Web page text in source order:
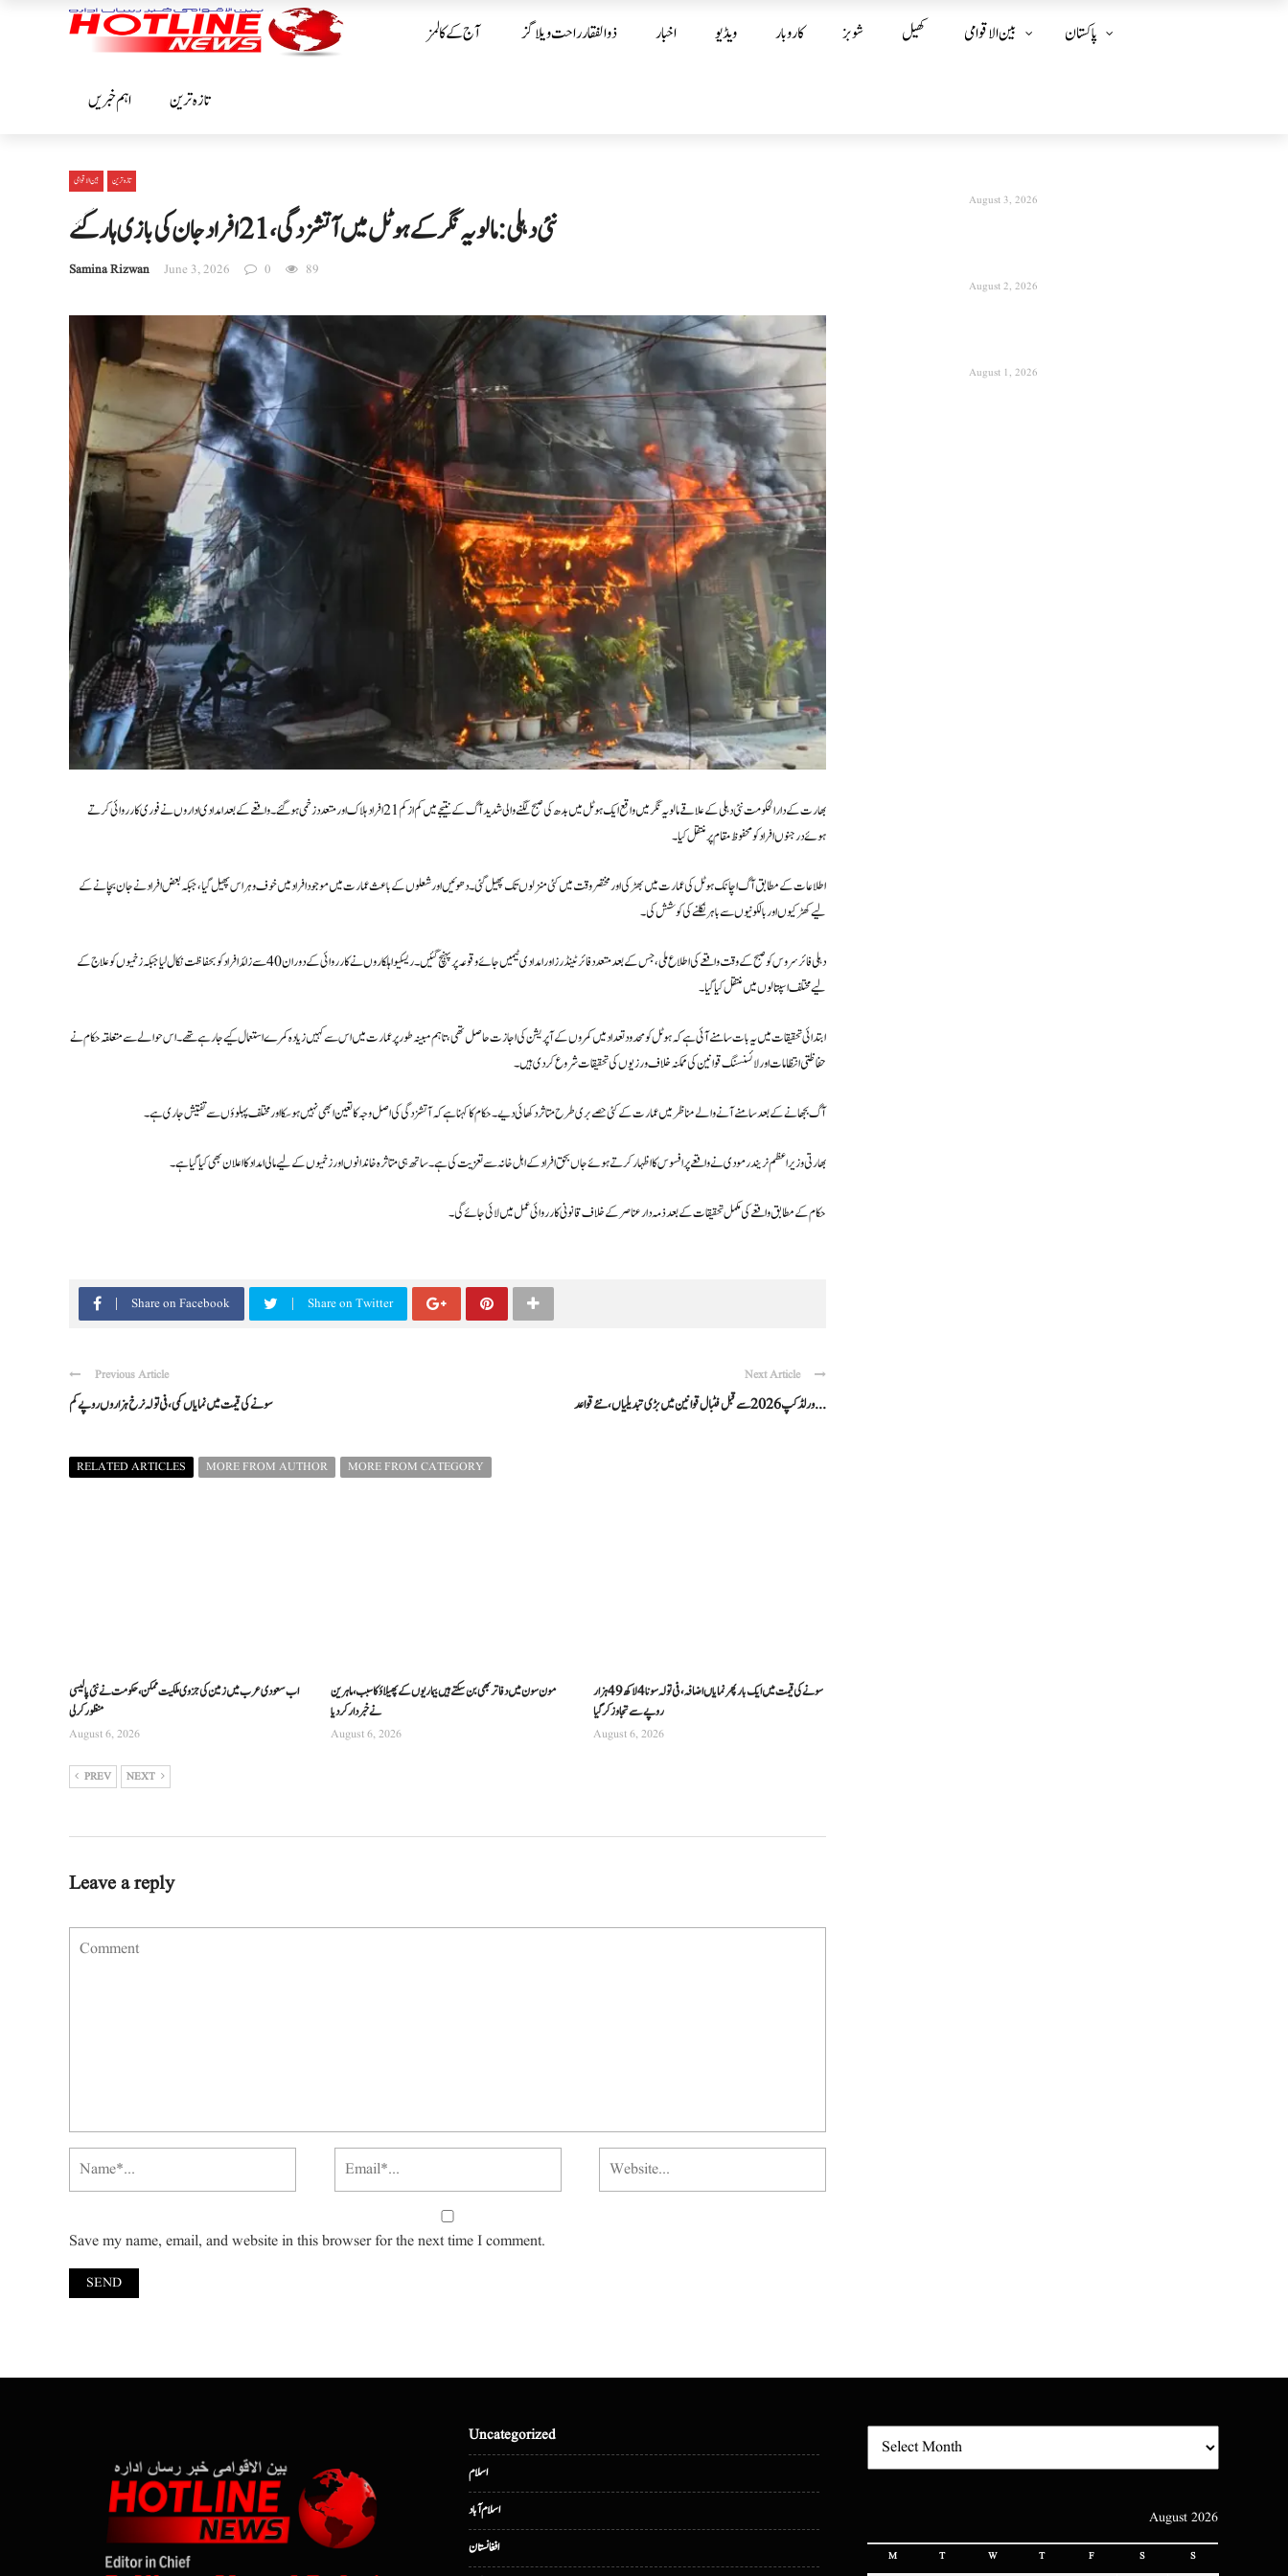
آج کے کالمز ذوالفقار راحت ویلاگز اخبار ویڈیو کاروبار شوبز کھیل بین الا قوامی پاکستان
اہم خبریں تازہ ترین
بین الا قوامی تازہ ترین
نئی دہلی: مالویہ نگر کے ہوٹل میں آتشزدگی، 21 افراد جان کی بازی ہار گئے
Samina Rizwan June 3, 2026 0 89
بھارت کے دارالحکومت نئی دہلی کے علاقے مالویہ نگر میں واقع ایک ہوٹل میں بدھ کی صبح لگنے والی شدید آگ کے نتیجے میں کم از کم 21 افراد ہلاک اور متعدد زخمی ہوگئے۔ واقعے کے بعد امدادی اداروں نے فوری کارروائی کرتے
ہوئے درجنوں افراد کو محفوظ مقام پر منتقل کیا۔
اطلاعات کے مطابق آگ اچانک ہوٹل کی عمارت میں بھڑکی اور مختصر وقت میں کئی منزلوں تک پھیل گئی۔ دھوئیں اور شعلوں کے باعث عمارت میں موجود افراد میں خوف و ہراس پھیل گیا، جبکہ بعض افراد نے جان بچانے کے
لیے کھڑکیوں اور بالکونیوں سے باہر نکلنے کی کوشش کی۔
دہلی فائر سروس کو صبح کے وقت واقعے کی اطلاع ملی، جس کے بعد متعدد فائر ٹینڈرز اور امدادی ٹیمیں جائے وقوعہ پر پہنچ گئیں۔ ریسکیو اہلکاروں نے کارروائی کے دوران 40 سے زائد افراد کو بحفاظت نکال لیا جبکہ زخمیوں کو علاج کے
لیے مختلف اسپتالوں میں منتقل کیا گیا۔
ابتدائی تحقیقات میں یہ بات سامنے آئی ہے کہ ہوٹل کو محدود تعداد میں کمروں کے آپریشن کی اجازت حاصل تھی، تاہم مبینہ طور پر عمارت میں اس سے کہیں زیادہ کمرے استعمال کیے جا رہے تھے۔ اس حوالے سے متعلقہ حکام نے
حفاظتی انتظامات اور لائسنسنگ قوانین کی ممکنہ خلاف ورزیوں کی تحقیقات شروع کر دی ہیں۔
آگ بجھانے کے بعد سامنے آنے والے مناظر میں عمارت کے کئی حصے بری طرح متاثر دکھائی دیے۔ حکام کا کہنا ہے کہ آتشزدگی کی اصل وجہ کا تعین ابھی نہیں ہو سکا اور مختلف پہلوؤں سے تفتیش جاری ہے۔
بھارتی وزیراعظم نریندر مودی نے واقعے پر افسوس کا اظہار کرتے ہوئے جاں بحق افراد کے اہل خانہ سے تعزیت کی ہے۔ ساتھ ہی متاثرہ خاندانوں اور زخمیوں کے لیے مالی امداد کا اعلان بھی کیا گیا ہے۔
حکام کے مطابق واقعے کی مکمل تحقیقات کے بعد ذمہ دار عناصر کے خلاف قانونی کارروائی عمل میں لائی جائے گی۔
Share on Facebook Share on Twitter
Previous Article
سونے کی قیمت میں نمایاں کمی، فی تولہ نرخ ہزاروں روپے کم
Next Article
ورلڈ کپ 2026 سے قبل فٹبال قوانین میں بڑی تبدیلیاں، نئے قواعد ...
RELATED ARTICLES MORE FROM AUTHOR MORE FROM CATEGORY
اب سعودی عرب میں زمین کی جزوی ملکیت ممکن، حکومت نے نئی پالیسی
منظور کرلی
August 6, 2026
مون سون میں دفاتر بھی بن سکتے ہیں بیماریوں کے پھیلاؤ کا سبب، ماہرین
نے خبردار کر دیا
August 6, 2026
سونے کی قیمت میں ایک بار پھر نمایاں اضافہ، فی تولہ سونا 4 لاکھ 49 ہزار
روپے سے تجاوز کرگیا
August 6, 2026
PREV NEXT
Leave a reply
Save my name, email, and website in this browser for the next time I comment.
August 3, 2026
August 2, 2026
August 1, 2026
Uncategorized
اسلام
اسلام آباد
افغانستان
August 2026
M T W T F S S